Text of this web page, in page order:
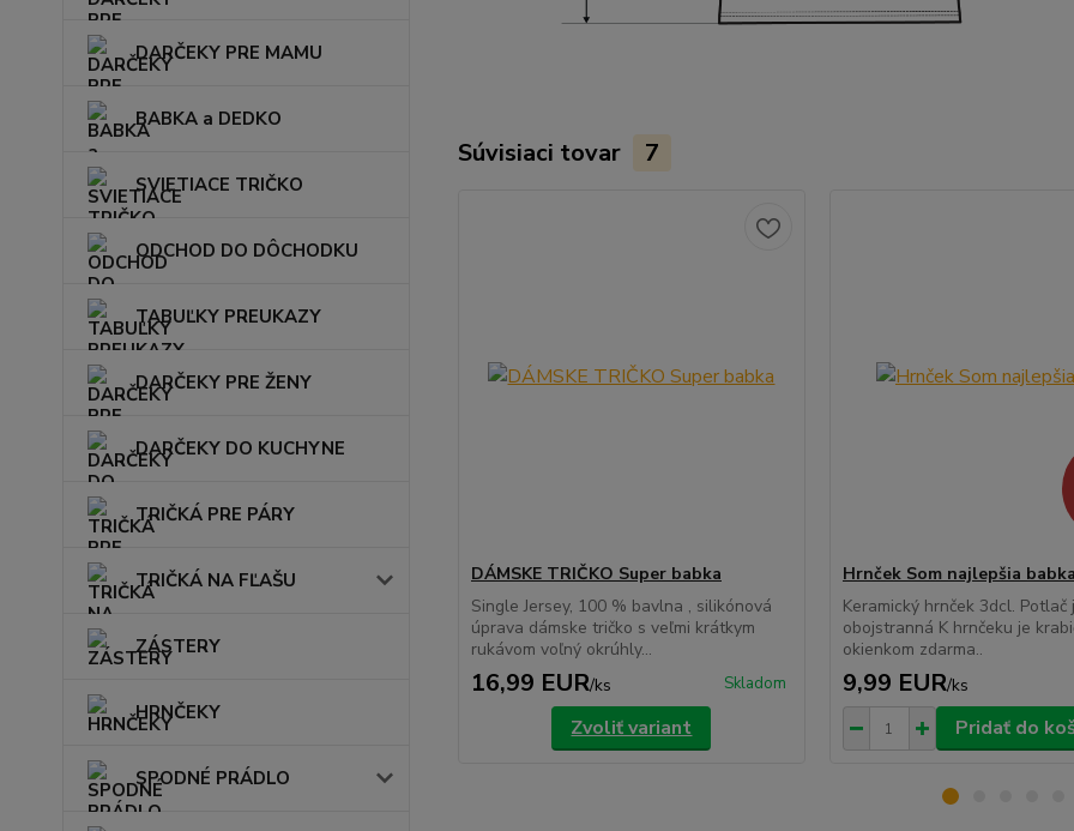
DARČEKY PRE MAMU
BABKA a DEDKO
SVIETIACE TRIČKO
ODCHOD DO DÔCHODKU
TABUĽKY PREUKAZY
DARČEKY PRE ŽENY
DARČEKY DO KUCHYNE
TRIČKÁ PRE PÁRY
TRIČKÁ NA FĽAŠU
ZÁSTERY
HRNČEKY
SPODNÉ PRÁDLO
Súvisiaci tovar 7
DÁMSKE TRIČKO Super babka
Single Jersey, 100 % bavlna , silikónová
úprava dámske tričko s veľmi krátkym
rukávom voľný okrúhly...
16,99 EUR/ks Skladom
Zvoliť variant
Hrnček Som najlepšia
Keramický hrnček 3dcl. Potlač
obojstranná K hrnčeku je
okienkom zdarma..
9,99 EUR/ks
Pridať do